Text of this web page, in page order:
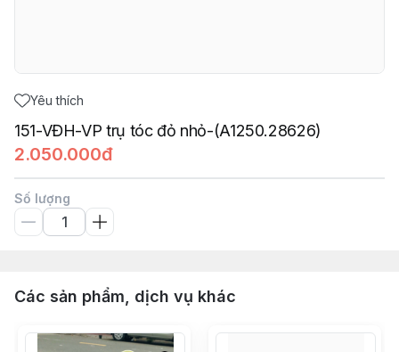
Yêu thích
151-VĐH-VP trụ tóc đỏ nhỏ-(A1250.28626)
2.050.000đ
Số lượng
Các sản phẩm, dịch vụ khác